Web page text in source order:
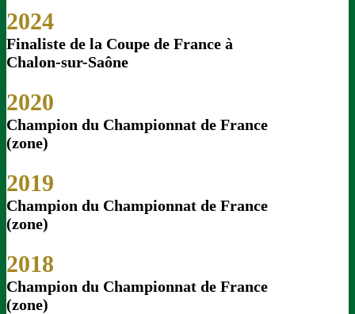
2024
Finaliste de la Coupe de France à
Chalon-sur-Saône
2020
Champion du Championnat de France
(zone)
2019
Champion du Championnat de France
(zone)
2018
Champion du Championnat de France
(zone)